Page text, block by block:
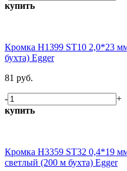
купить
Кромка H1399 ST10 2,0*23
бухта) Egger
81 руб.
-
+
купить
Кромка H3359 ST32 0,4*19
светлый (200 м бухта) Egger